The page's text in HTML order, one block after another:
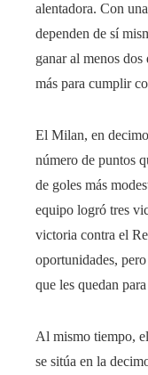
alentadora. Con
dependen de sí
ganar al menos
más para cumplir
El Milan, en
número de puntos
de goles más
equipo logró tres
victoria contra el
oportunidades,
que les quedan
Al mismo tiempo,
se sitúa en la